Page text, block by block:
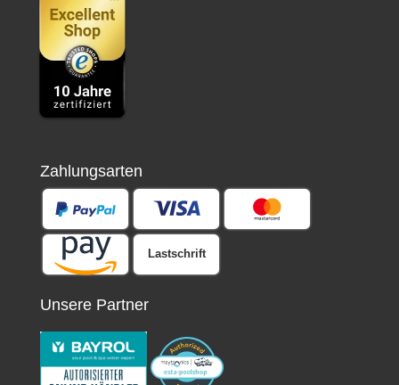
Zahlungsarten
Lastschrift
Unsere Partner